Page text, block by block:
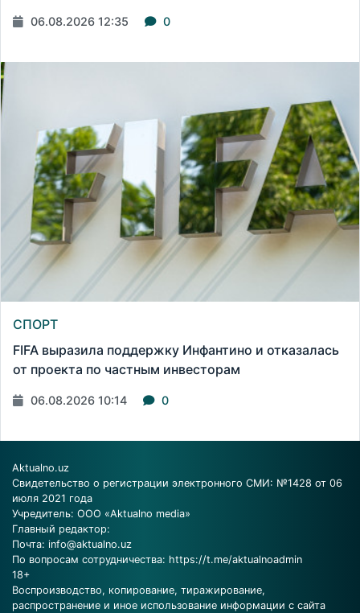
06.08.2026 12:35 0
СПОРТ
FIFA выразила поддержку Инфантино и отказалась
от проекта по частным инвесторам
06.08.2026 10:14 0
Aktualno.uz
Свидетельство о регистрации электронного СМИ: №1428 от 06
июля 2021 года
Учредитель: ООО «Aktualno media»
Главный редактор:
Почта: info@aktualno.uz
По вопросам сотрудничества: https://t.me/aktualnoadmin
18+
Воспроизводство, копирование, тиражирование,
распространение и иное использование информации с сайта